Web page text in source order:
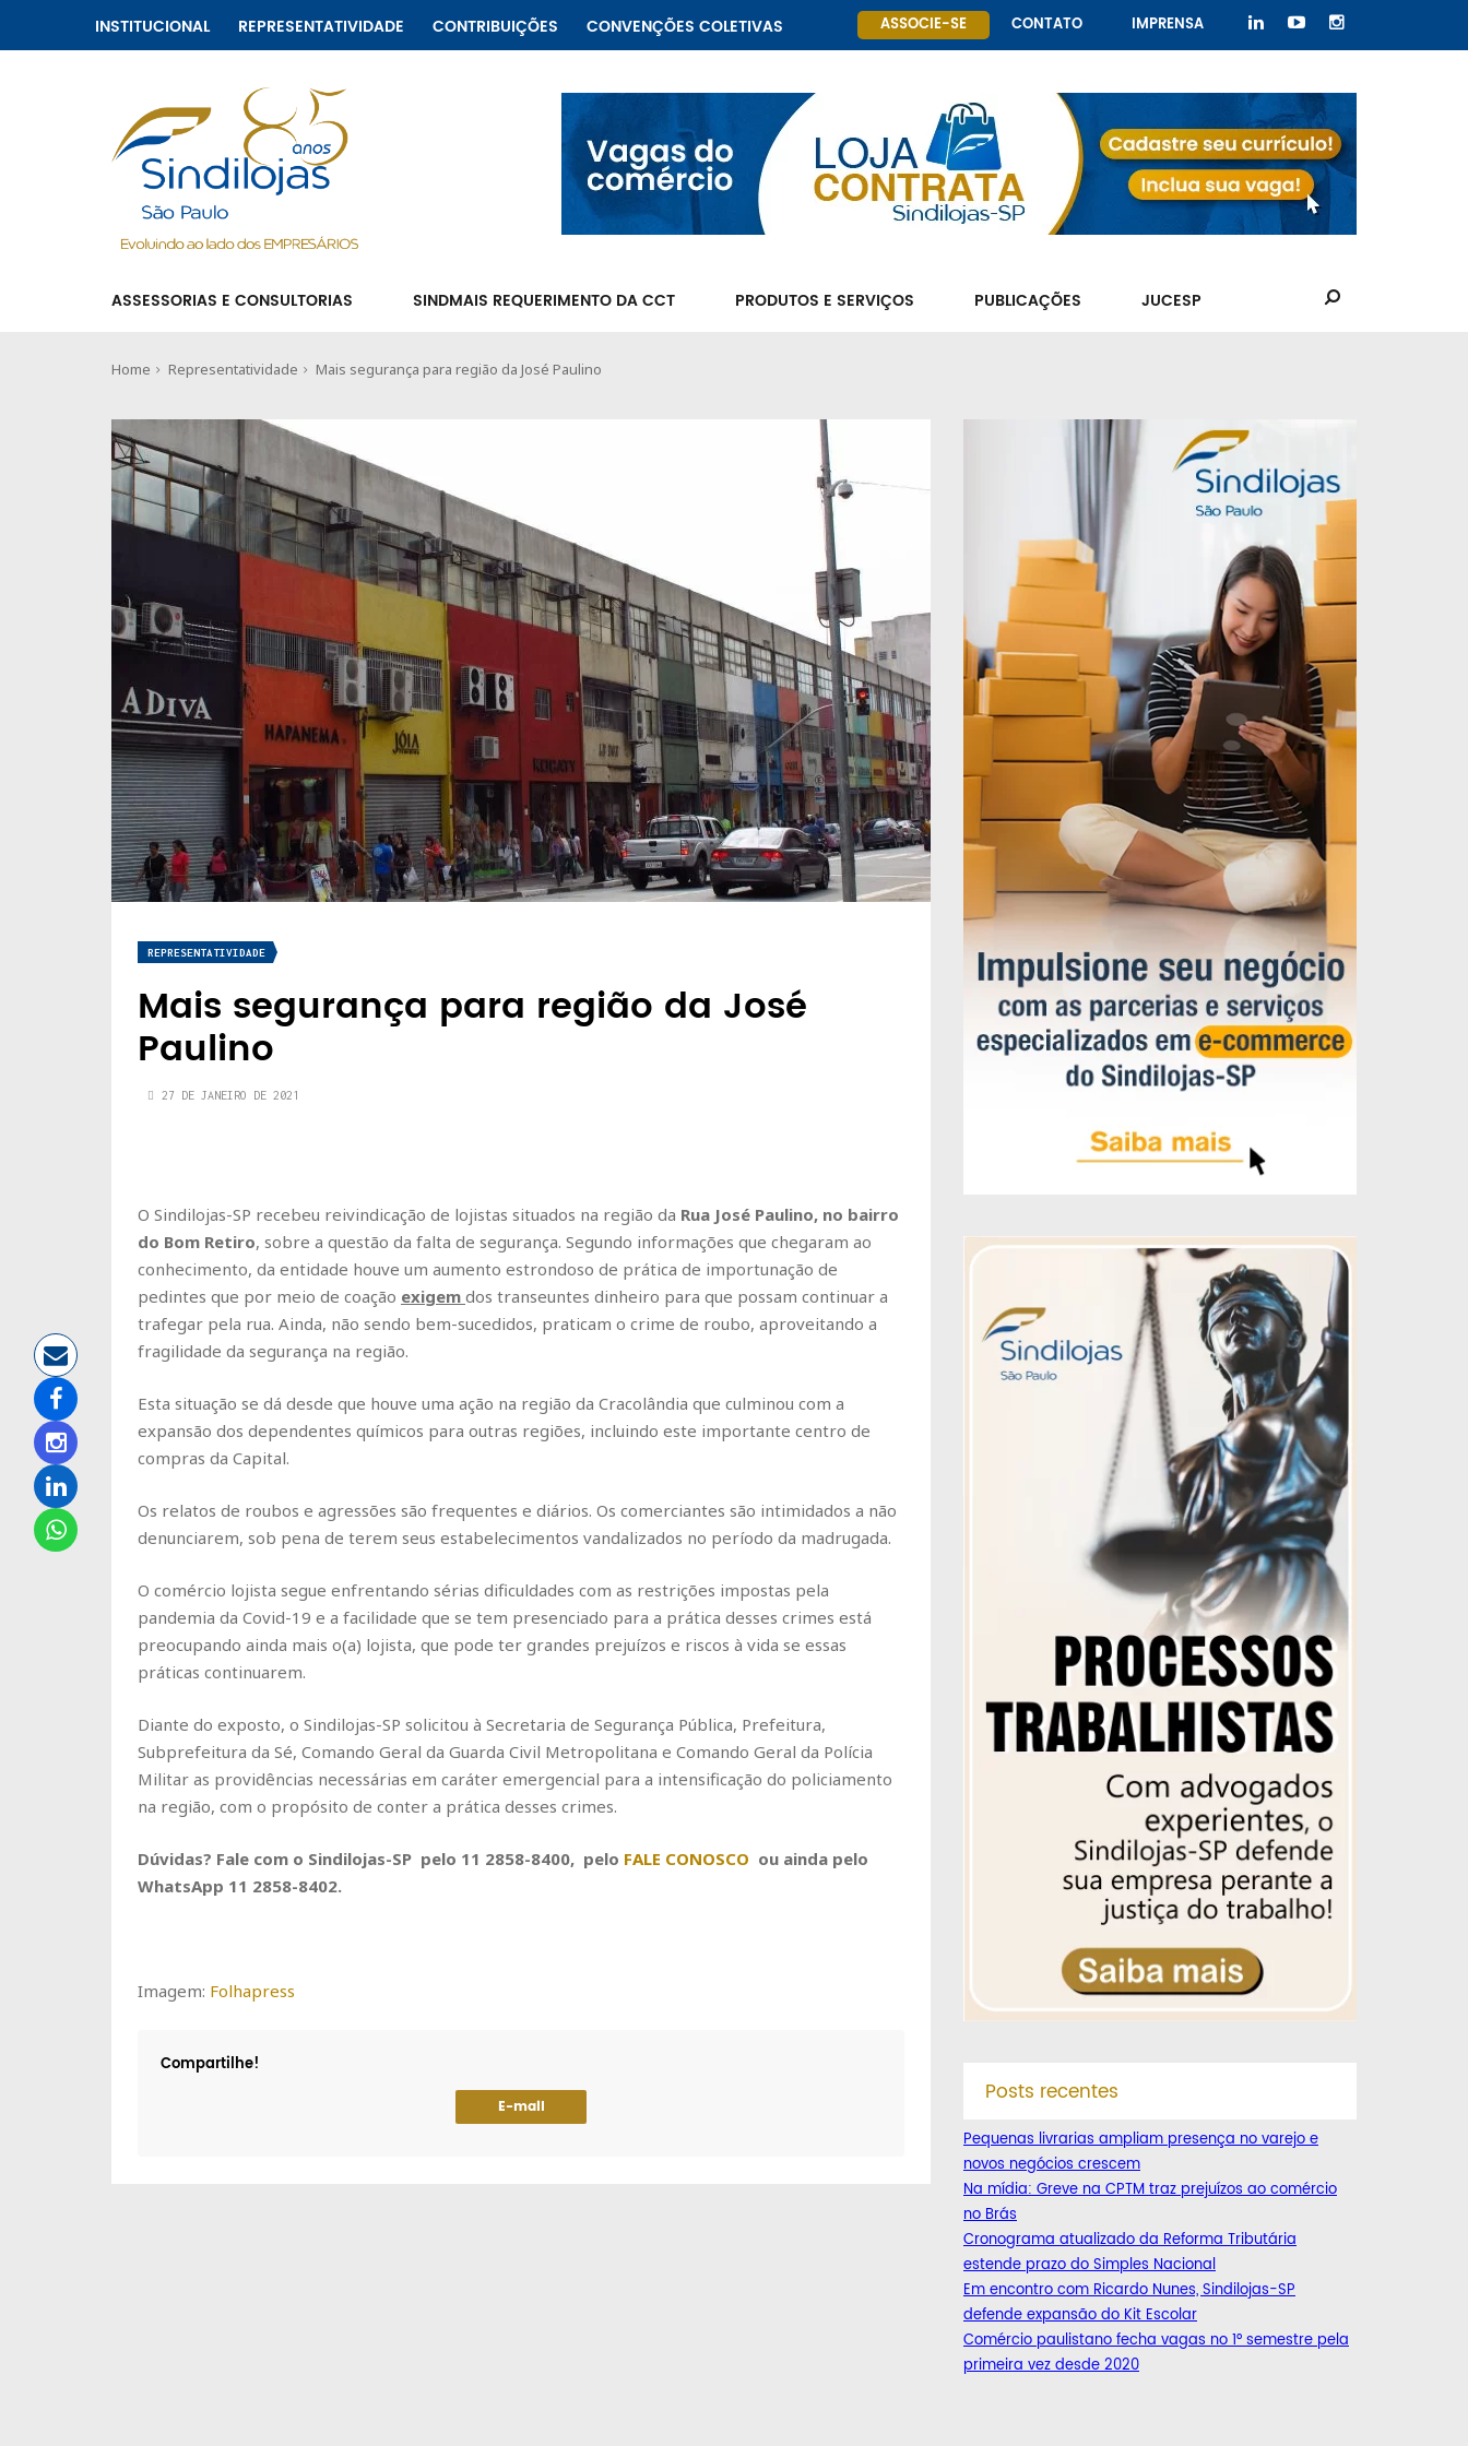
INSTITUCIONAL REPRESENTATIVIDADE CONTRIBUIÇÕES CONVENÇÕES COLETIVAS ASSOCIE-SE CONTATO IMPRENSA
ASSESSORIAS E CONSULTORIAS SINDMAIS REQUERIMENTO DA CCT PRODUTOS E SERVIÇOS PUBLICAÇÕES JUCESP
Home Representatividade Mais segurança para região da José Paulino
REPRESENTATIVIDADE
Mais segurança para região da José
Paulino
27 DE JANEIRO DE 2021
O Sindilojas-SP recebeu reivindicação de lojistas situados na região da Rua José Paulino, no bairro
do Bom Retiro, sobre a questão da falta de segurança. Segundo informações que chegaram ao
conhecimento, da entidade houve um aumento estrondoso de prática de importunação de
pedintes que por meio de coação exigem dos transeuntes dinheiro para que possam continuar a
trafegar pela rua. Ainda, não sendo bem-sucedidos, praticam o crime de roubo, aproveitando a
fragilidade da segurança na região.
Esta situação se dá desde que houve uma ação na região da Cracolândia que culminou com a
expansão dos dependentes químicos para outras regiões, incluindo este importante centro de
compras da Capital.
Os relatos de roubos e agressões são frequentes e diários. Os comerciantes são intimidados a não
denunciarem, sob pena de terem seus estabelecimentos vandalizados no período da madrugada.
O comércio lojista segue enfrentando sérias dificuldades com as restrições impostas pela
pandemia da Covid-19 e a facilidade que se tem presenciado para a prática desses crimes está
preocupando ainda mais o(a) lojista, que pode ter grandes prejuízos e riscos à vida se essas
práticas continuarem.
Diante do exposto, o Sindilojas-SP solicitou à Secretaria de Segurança Pública, Prefeitura,
Subprefeitura da Sé, Comando Geral da Guarda Civil Metropolitana e Comando Geral da Polícia
Militar as providências necessárias em caráter emergencial para a intensificação do policiamento
na região, com o propósito de conter a prática desses crimes.
Dúvidas? Fale com o Sindilojas-SP pelo 11 2858-8400, pelo FALE CONOSCO ou ainda pelo
WhatsApp 11 2858-8402.
Imagem: Folhapress
Compartilhe!
E-mail Posts recentes
Pequenas livrarias ampliam presença no varejo e
novos negócios crescem
Na mídia: Greve na CPTM traz prejuízos ao comércio
no Brás
Cronograma atualizado da Reforma Tributária
estende prazo do Simples Nacional
Em encontro com Ricardo Nunes, Sindilojas-SP
defende expansão do Kit Escolar
Comércio paulistano fecha vagas no 1° semestre pela
primeira vez desde 2020